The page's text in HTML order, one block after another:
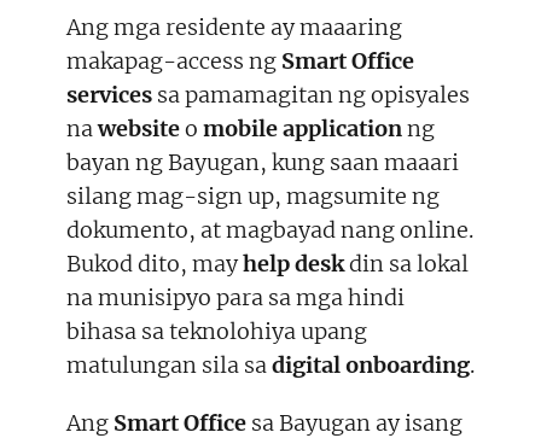
Ang mga residente ay maaaring
makapag-access ng Smart Office
services sa pamamagitan ng opisyales
nawebsiteo mobile applicationng
bayan ng Bayugan, kung saan maaari
silang mag-sign up, magsumite ng
dokumento, at magbayad nang online.
Bukod dito, mayhelp deskdin sa lokal
na munisipyo para sa mga hindi
bihasa sa teknolohiya upang
matulungan sila sadigital onboarding.
Ang Smart Office sa Bayugan ay isang